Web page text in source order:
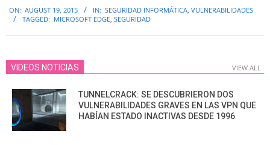
08-
ON: AUGUST 19, 2015 IN: SEGURIDAD INFORMÁTICA, VULNERABILIDADES
TAGGED: MICROSOFT EDGE, SEGURIDAD
VIDEOS NOTICIAS VIEW ALL
TUNNELCRACK: SE DESCUBRIERON DOS
VULNERABILIDADES GRAVES EN LAS VPN QUE
HABÍAN ESTADO INACTIVAS DESDE 1996